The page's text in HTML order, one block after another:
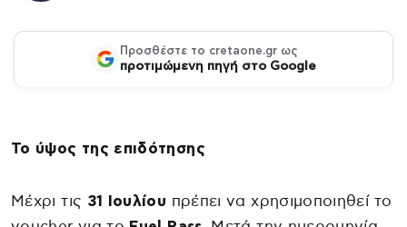
Προσθέστε το cretaone.gr ως
προτιμώμενη πηγή στο Google
Το ύψος της επιδότησης
Μέχρι τις 31 Ιουλίου πρέπει να χρησιμοποιηθεί το